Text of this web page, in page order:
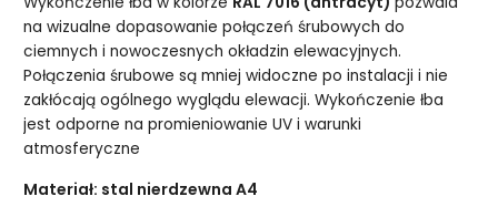
na wizualne dopasowanie połączeń śrubowych do
ciemnych i nowoczesnych okładzin elewacyjnych.
Połączenia śrubowe są mniej widoczne po instalacji i nie
zakłócają ogólnego wyglądu elewacji. Wykończenie łba
jest odporne na promieniowanie UV i warunki
atmosferyczne
Materiał: stal nierdzewna A4